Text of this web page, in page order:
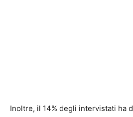
Inoltre, il 14% degli intervistati ha